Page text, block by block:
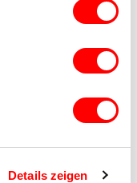
Details zeigen